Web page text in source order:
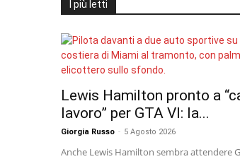
I più letti
Lewis Hamilton pronto a
lavoro” per GTA VI: la...
Giorgia Russo - 5 Agosto 2026
Anche Lewis Hamilton sembra attendere